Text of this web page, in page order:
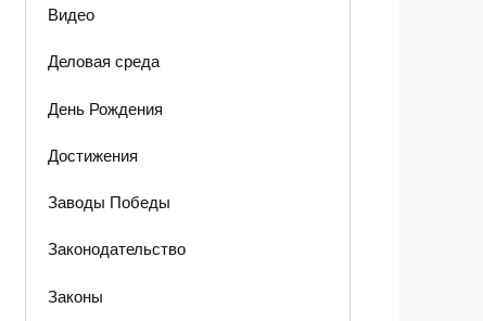
Видео
Деловая среда
День Рождения
Достижения
Заводы Победы
Законодательство
Законы